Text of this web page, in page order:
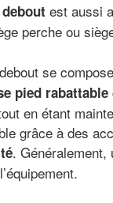
est aussi
perche ou
se
pied rabattable
en étant
grâce à des
. Généralement,